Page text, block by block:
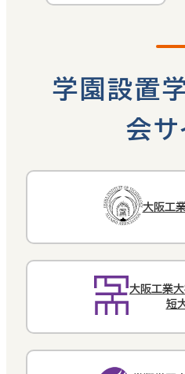
学園設置
会サ
大阪工
大阪工業
短